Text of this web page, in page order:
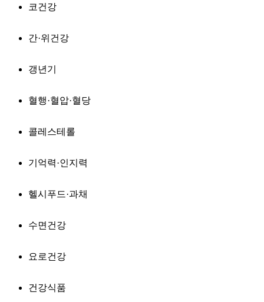
코건강
간·위건강
갱년기
혈행·혈압·혈당
콜레스테롤
기억력·인지력
헬시푸드·과채
수면건강
요로건강
건강식품